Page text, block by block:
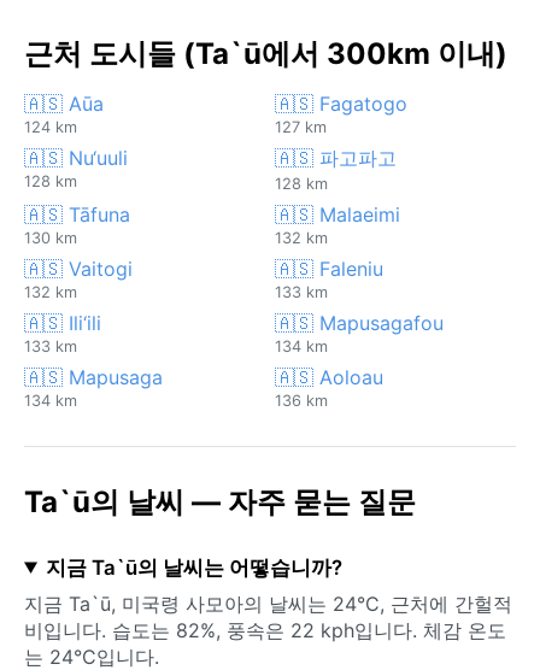
근처 도시들 (Ta`ū에서 300km 이내)
🇦🇸 Aūa
124 km
🇦🇸 Fagatogo
127 km
🇦🇸 Nu‘uuli
128 km
🇦🇸 파고파고
128 km
🇦🇸 Tāfuna
130 km
🇦🇸 Malaeimi
132 km
🇦🇸 Vaitogi
132 km
🇦🇸 Faleniu
133 km
🇦🇸 Ili‘ili
133 km
🇦🇸 Mapusagafou
134 km
🇦🇸 Mapusaga
134 km
🇦🇸 Aoloau
136 km
Ta`ū의 날씨 — 자주 묻는 질문
지금 Ta`ū의 날씨는 어떻습니까?
지금 Ta`ū, 미국령 사모아의 날씨는 24°C, 근처에 간헐적
비입니다. 습도는 82%, 풍속은 22 kph입니다. 체감 온도
는 24°C입니다.